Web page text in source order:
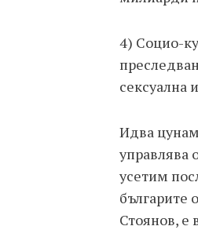
4) Социо-
сексуална
Идва
управлява
усетим
българите
Стоянов,